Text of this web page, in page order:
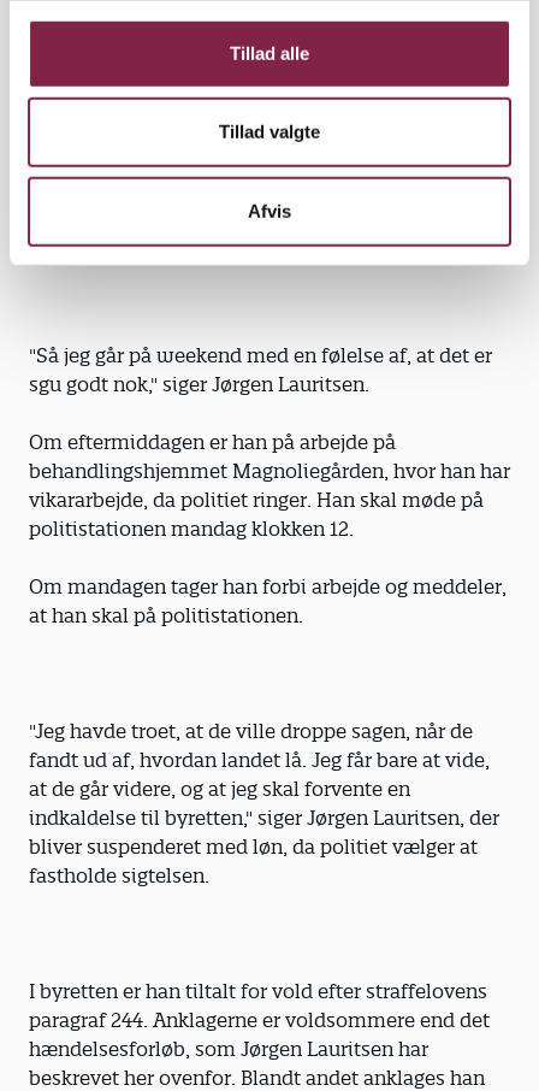
Tillad alle
Tillad valgte
Afvis
og til supervisionen næste dag. Ikke fordi jeg tænker
"Normalt ville vi ikke lave en indberetning på det
Om fredagen får han en god supervision af kolleger
og en psykolog, hvor han får ros får sit arbejde med
Christian.
"Så jeg går på weekend med en følelse af, at det er
sgu godt nok," siger Jørgen Lauritsen.
Om eftermiddagen er han på arbejde på
behandlingshjemmet Magnoliegården, hvor han har
vikararbejde, da politiet ringer. Han skal møde på
politistationen mandag klokken 12.
Om mandagen tager han forbi arbejde og meddeler,
at han skal på politistationen.
"Jeg havde troet, at de ville droppe sagen, når de
fandt ud af, hvordan landet lå. Jeg får bare at vide,
at de går videre, og at jeg skal forvente en
indkaldelse til byretten," siger Jørgen Lauritsen, der
bliver suspenderet med løn, da politiet vælger at
fastholde sigtelsen.
I byretten er han tiltalt for vold efter straffelovens
paragraf 244. Anklagerne er voldsommere end det
hændelsesforløb, som Jørgen Lauritsen har
beskrevet her ovenfor. Blandt andet anklages han